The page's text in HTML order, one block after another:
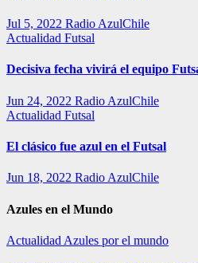
Jul 5, 2022 Radio AzulChile
Actualidad Futsal
Decisiva fecha vivirá el equipo
Jun 24, 2022 Radio AzulChile
Actualidad Futsal
El clásico fue azul en el Futsal
Jun 18, 2022 Radio AzulChile
Azules en el Mundo
Actualidad Azules por el mundo